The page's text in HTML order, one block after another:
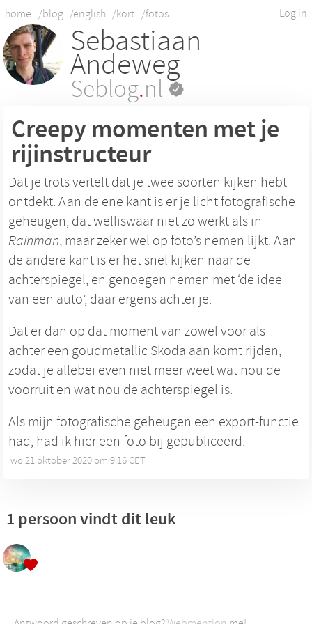
Log in
home /blog /english /kort /fotos
Sebastiaan
Andeweg
Seblog.nl
Creepy momenten met je
rijinstructeur
Dat je trots vertelt dat je twee soorten kijken hebt
ontdekt. Aan de ene kant is er je licht fotografische
geheugen, dat welliswaar niet zo werkt als in
Rainman, maar zeker wel op foto’s nemen lijkt. Aan
de andere kant is er het snel kijken naar de
achterspiegel, en genoegen nemen met ‘de idee
van een auto’, daar ergens achter je.
Dat er dan op dat moment van zowel voor als
achter een goudmetallic Skoda aan komt rijden,
zodat je allebei even niet meer weet wat nou de
voorruit en wat nou de achterspiegel is.
Als mijn fotografische geheugen een export-functie
had, had ik hier een foto bij gepubliceerd.
wo 21 oktober 2020 om 9:16 CET
1 persoon vindt dit leuk